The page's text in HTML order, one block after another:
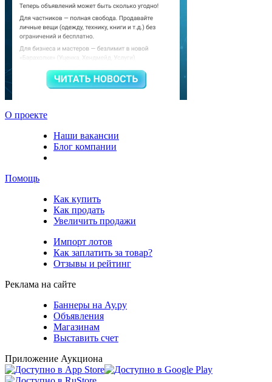
О проекте
Наши вакансии
Блог компании
Помощь
Как купить
Как продать
Увеличить продажи
Импорт лотов
Как заплатить за товар?
Отзывы и рейтинг
Реклама на сайте
Баннеры на Ау.ру
Объявления
Магазинам
Выставить счет
Приложение Аукциона